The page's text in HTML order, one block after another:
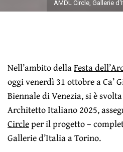
AMDL Circle, Gallerie
Nell’ambito dellaFesta
oggi venerdì 31 ottobre a Ca’
Biennale di Venezia, si è
Architetto Italiano 2025,
Circleper il progetto –
Gallerie d’Italia a Torino.